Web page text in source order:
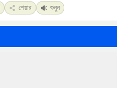
শেয়ার শুনুন